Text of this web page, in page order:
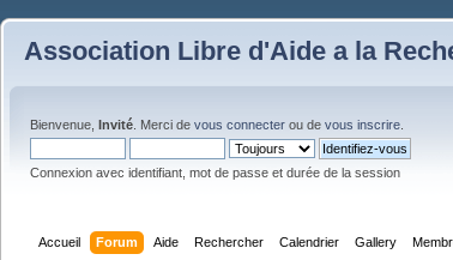
Association Libre d'Aide a la
Bienvenue, Invité . Merci de vous connecter ou de vous inscrire
Connexion avec identifiant, mot de passe et durée de la session
Accueil Forum Aide Rechercher Calendrier Gallery